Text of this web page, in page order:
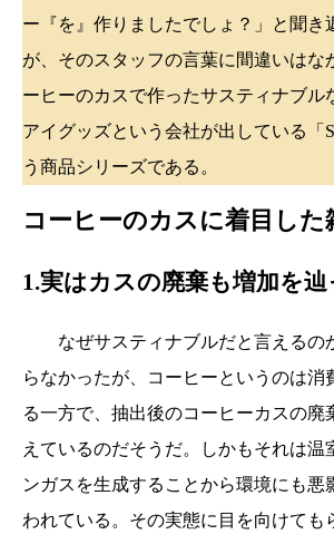
ー『を』作りましたでしょ？」と聞き
が、そのスタッフの言葉に間違いはな
ーヒーのカスで作ったサスティナブル
アイグッズという会社が出している「
う商品シリーズである。
コーヒーのカスに着目した
1.実はカスの廃棄も増加を辿
なぜサスティナブルだと言えるの
らなかったが、コーヒーというのは消
る一方で、抽出後のコーヒーカスの廃
えているのだそうだ。しかもそれは温
ンガスを生成することから環境にも悪
われている。その実態に目を向けても